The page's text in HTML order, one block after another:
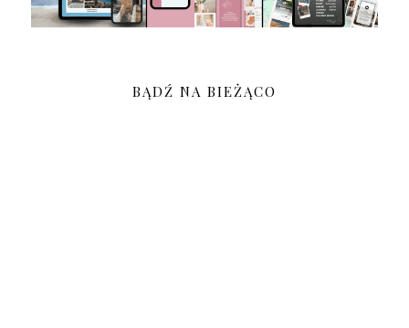
BĄDŹ NA BIEŻĄCO